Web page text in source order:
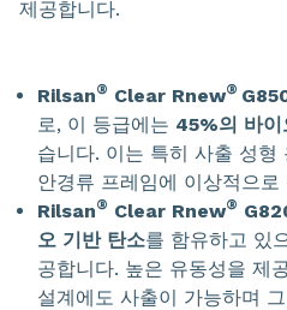
제공합니다.
Rilsan® Clear Rnew®
로, 이 등급에는 45%의 바이
습니다. 이는 특히 사출 성형
안경류 프레임에 이상적으로
Rilsan® Clear Rnew®
오 기반 탄소를 함유하고 있
공합니다. 높은 유동성을 제
설계에도 사출이 가능하며